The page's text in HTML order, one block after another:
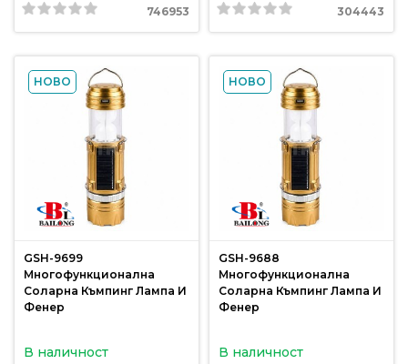
746953 304443
НОВО
GSH-9699
Многофункционална
Соларна Къмпинг Лампа И
Фенер
В наличност
НОВО
GSH-9688
Многофункционална
Соларна Къмпинг Лампа И
Фенер
В наличност